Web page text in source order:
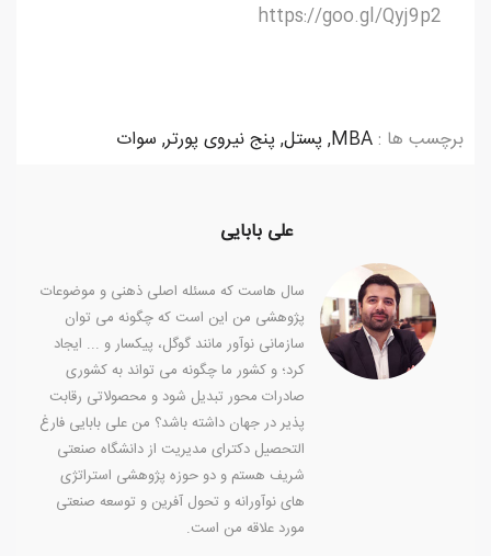
https://goo.gl/Qyj9p2
برچسب ها : MBA
, پستل, پنج نیروی پورتر, سوات
علی بابایی
سال هاست که مسئله اصلی ذهنی و موضوعات
پژوهشی من این است که چگونه می توان
سازمانی نوآور مانند گوگل، پیکسار و ... ایجاد
کرد؛ و کشور ما چگونه می تواند به کشوری
صادرات محور تبدیل شود و محصولاتی رقابت
پذیر در جهان داشته باشد؟ من علی بابایی فارغ
التحصیل دکترای مدیریت از دانشگاه صنعتی
شریف هستم و دو حوزه پژوهشی استراتژی
های نوآورانه و تحول آفرین و توسعه صنعتی
مورد علاقه من است.